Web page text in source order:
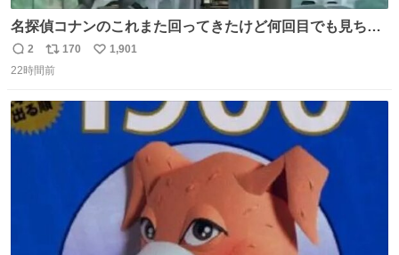
名探偵コナンのこれまた回ってきたけど何回目でも見ちゃ
う魔力あるのよな
返
信
2
リ
ポ
ト
数
170
い
1,901
22時間前